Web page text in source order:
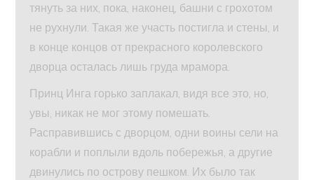
тянуть за них, пока, наконец, башни с грохотом
не рухнули. Такая же участь постигла и стены, и
в конце концов от прекрасного королевского
дворца осталась лишь груда мрамора.
Принц Инга горько заплакал, видя все это, но,
увы, никак не мог этому помешать.
Расправившись с дворцом, одни воины сели на
корабли и поплыли вдоль побережья, а другие
двинулись по острову пешком. Их было так